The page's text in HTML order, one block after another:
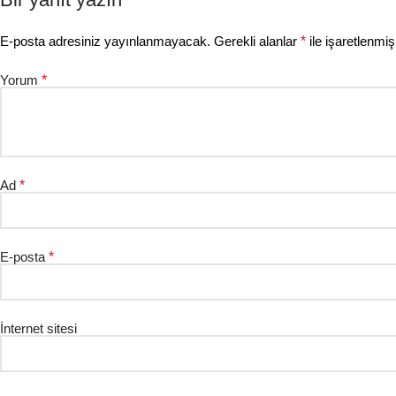
E-posta adresiniz yayınlanmayacak. Gerekli alanlar * ile
Yorum *
Ad *
E-posta *
İnternet sitesi